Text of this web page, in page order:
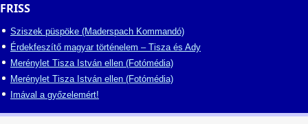
FRISS
Sziszek püspöke (Maderspach Kommandó)
Érdekfeszítő magyar történelem – Tisza és Ady
Merénylet Tisza István ellen (Fotómédia)
Merénylet Tisza István ellen (Fotómédia)
Imával a győzelemért!